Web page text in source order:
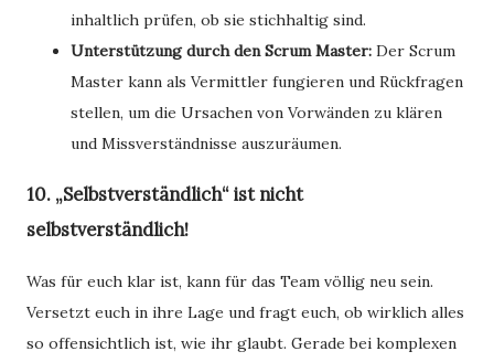
inhaltlich prüfen, ob sie stichhaltig sind.
Unterstützung durch den Scrum Master: Der Scrum
Master kann als Vermittler fungieren und Rückfragen
stellen, um die Ursachen von Vorwänden zu klären
und Missverständnisse auszuräumen.
10. „Selbstverständlich“ ist nicht
selbstverständlich!
Was für euch klar ist, kann für das Team völlig neu sein.
Versetzt euch in ihre Lage und fragt euch, ob wirklich alles
so offensichtlich ist, wie ihr glaubt. Gerade bei komplexen